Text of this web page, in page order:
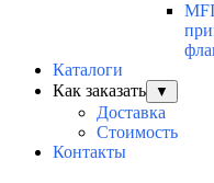
Каталоги
Как заказать
▼
Доставка
Стоимость
Контакты